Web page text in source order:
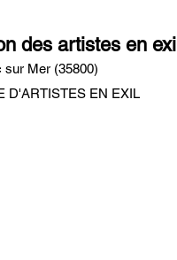
des artistes en exil
sur Mer (35800)
D'ARTISTES EN EXIL